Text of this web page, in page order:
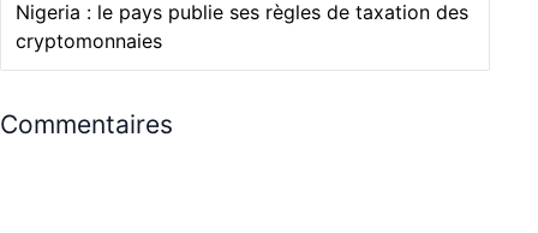
Nigeria : le pays publie ses règles de taxation des
cryptomonnaies
Commentaires